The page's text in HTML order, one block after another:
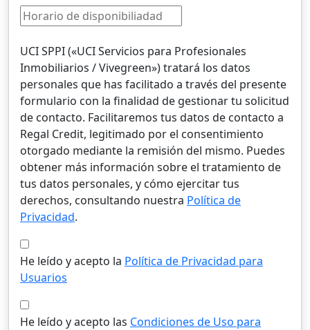
UCI SPPI («UCI Servicios para Profesionales
Inmobiliarios / Vivegreen») tratará los datos
personales que has facilitado a través del presente
formulario con la finalidad de gestionar tu solicitud
de contacto. Facilitaremos tus datos de contacto a
Regal Credit, legitimado por el consentimiento
otorgado mediante la remisión del mismo. Puedes
obtener más información sobre el tratamiento de
tus datos personales, y cómo ejercitar tus
derechos, consultando nuestra Política de
Privacidad.
He leído y acepto la Política de Privacidad para
Usuarios
He leído y acepto las Condiciones de Uso para